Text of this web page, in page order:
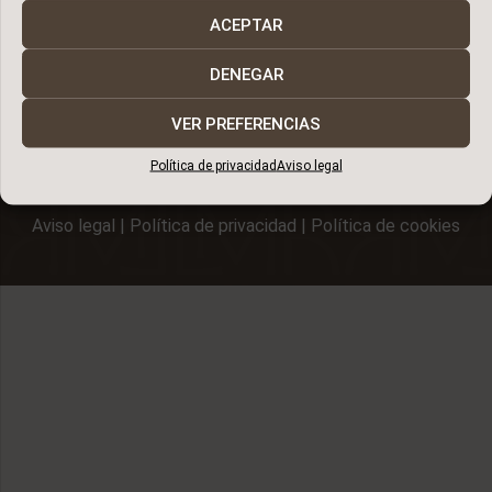
ACEPTAR
DENEGAR
VER PREFERENCIAS
Política de privacidadAviso legal
Comercializa
Aviso legal Política de privacidad Política de cookies